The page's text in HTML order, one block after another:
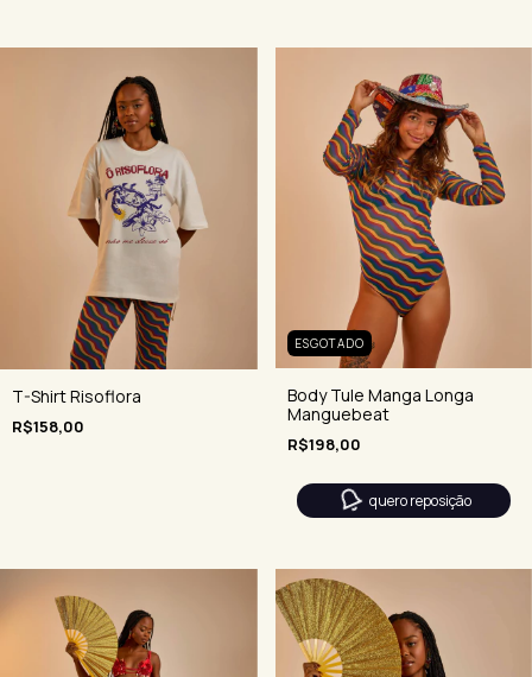
T-Shirt Risoflora
R$158,00
ESGOTADO
Body Tule Manga Longa
Manguebeat
R$198,00
quero reposição